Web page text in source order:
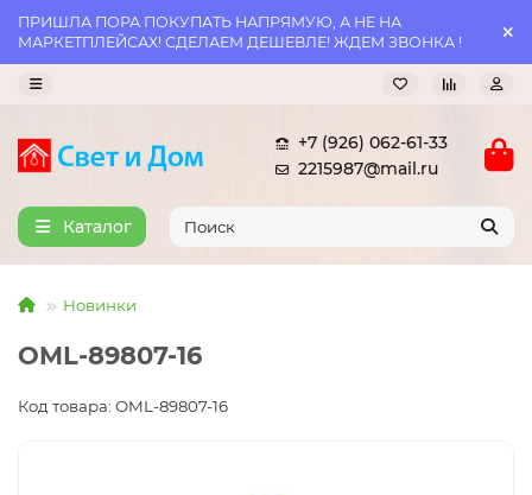
ПРИШЛА ПОРА ПОКУПАТЬ НАПРЯМУЮ, А НЕ НА
МАРКЕТПЛЕЙСАХ! СДЕЛАЕМ ДЕШЕВЛЕ! ЖДЕМ ЗВОНКА !
+7 (926) 062-61-33
2215987@mail.ru
Каталог
Новинки
OML-89807-16
Код товара: OML-89807-16